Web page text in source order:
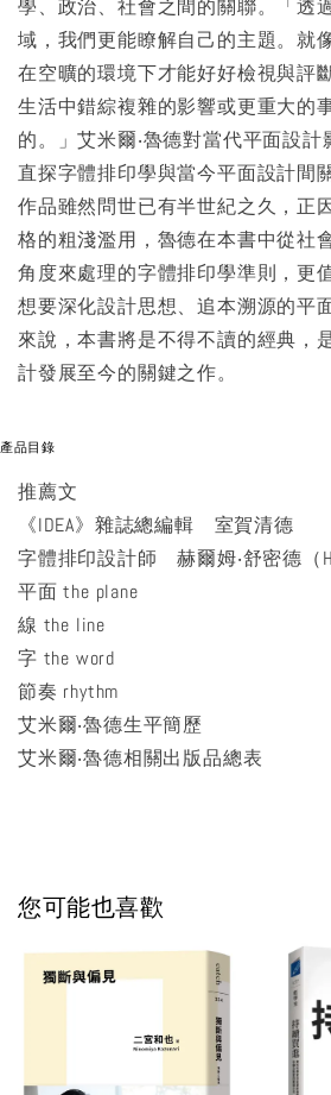
學、政治、社會之間的關聯。「透
域，我們更能瞭解自己的主題。就
在空曠的環境下才能好好檢視與評
生活中錯綜複雜的影響或更重大的
的。」艾米爾‧魯德對當代平面設
直探字體排印學與當今平面設計間
作品雖然問世已有半世紀之久，正
格的粗淺濫用，魯德在本書中從社
角度來處理的字體排印學準則，更
想要深化設計思想、追本溯源的平
來說，本書將是不得不讀的經典，
計發展至今的關鍵之作。
產品目錄
推薦文
《IDEA》雜誌總編輯 室賀清德
字體排印設計師 赫爾姆‧舒密德（
平面 the plane
線 the line
字 the word
節奏 rhythm
艾米爾‧魯德生平簡歷
艾米爾‧魯德相關出版品總表
您可能也喜歡